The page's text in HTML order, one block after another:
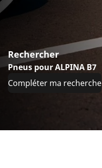
Rechercher
Pneus pour ALPINA B7
Compléter ma recherche